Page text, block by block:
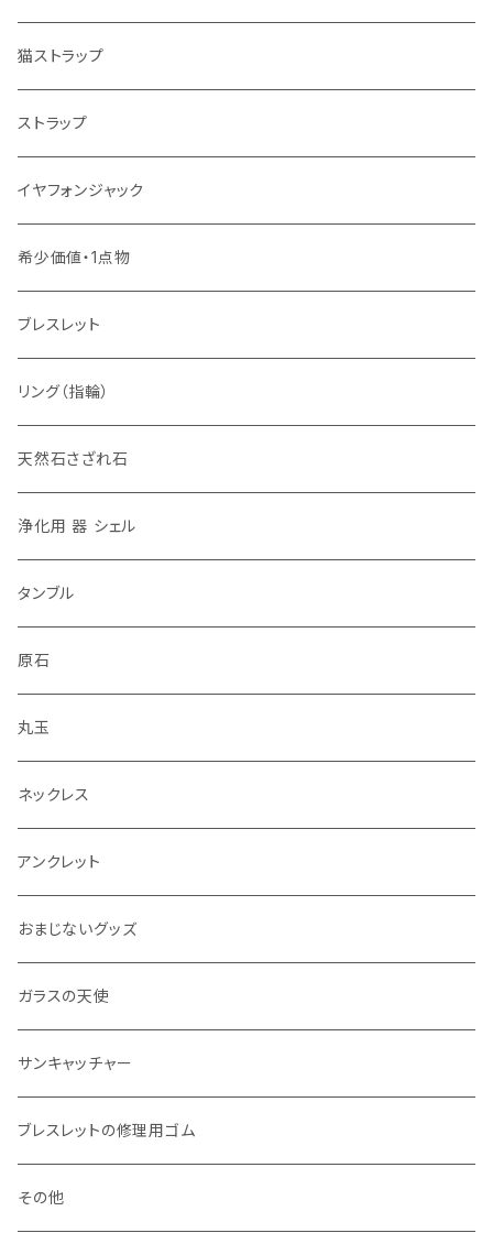
猫ストラップ
ストラップ
イヤフォンジャック
希少価値・1点物
ブレスレット
リング（指輪）
天然石さざれ石
浄化用 器 シェル
タンブル
原石
丸玉
ネックレス
アンクレット
おまじないグッズ
ガラスの天使
サンキャッチャー
ブレスレットの修理用ゴム
その他